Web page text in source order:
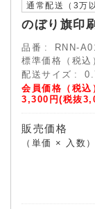
通常配送（3万
のぼり旗印
品番
RNN-
標準価格（税込
配送サイズ
会員価格（税込
3,300円(税抜
販売価格
（単価 × 入数）